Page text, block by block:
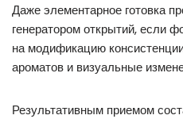
Даже элементарное готовка
генератором открытий, если
на модификацию
ароматов и визуальные
Результативным приемом